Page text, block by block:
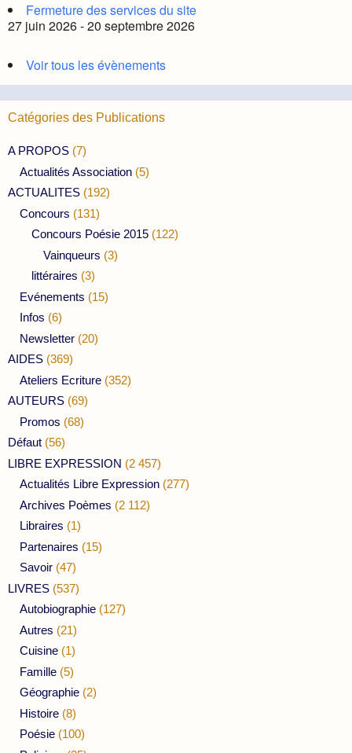
Fermeture des services du site
27 juin 2026 - 20 septembre 2026
Voir tous les évènements
Catégories des Publications
A PROPOS (7)
Actualités Association (5)
ACTUALITES (192)
Concours (131)
Concours Poésie 2015 (122)
Vainqueurs (3)
littéraires (3)
Evénements (15)
Infos (6)
Newsletter (20)
AIDES (369)
Ateliers Ecriture (352)
AUTEURS (69)
Promos (68)
Défaut (56)
LIBRE EXPRESSION (2 457)
Actualités Libre Expression (277)
Archives Poèmes (2 112)
Libraires (1)
Partenaires (15)
Savoir (47)
LIVRES (537)
Autobiographie (127)
Autres (21)
Cuisine (1)
Famille (5)
Géographie (2)
Histoire (8)
Poésie (100)